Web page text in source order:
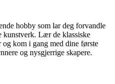
hobby som lar deg forvandle
kunstverk. Lær de klassiske
kom i gang med dine første
og nysgjerrige skapere.